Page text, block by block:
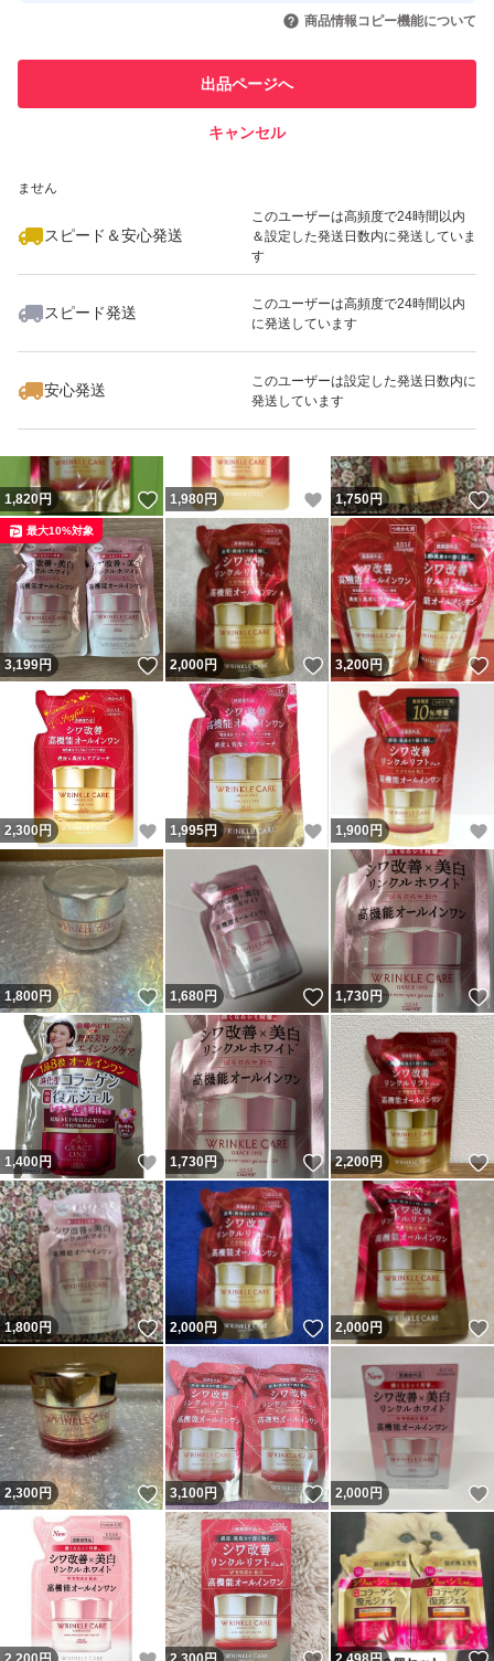
引を完了させた実績があります
での取引実績があります
ません
スピード＆安心発送
このユーザーは高頻度で24時間以内
＆設定した発送日数内に発送していま
す
スピード発送
このユーザーは高頻度で24時間以内
に発送しています
安心発送
このユーザーは設定した発送日数内に
発送しています
商品情報コピー機能について
出品ページへ
キャンセル
いいね！
1,995
1,820円 いいね！
1,980円 いいね！
1,750円
3,199円 いいね！
最大10%対象
2,000円 いいね！
3,200円
2,300円 いいね！
1,995円 いいね！
1,900円
1,800円 いいね！
1,680円 いいね！
1,730円
1,400円 いいね！
1,730円 いいね！
2,200円
1,800円 いいね！
2,000円 いいね！
2,000円
2,300円 いいね！
3,100円 いいね！
2,000円